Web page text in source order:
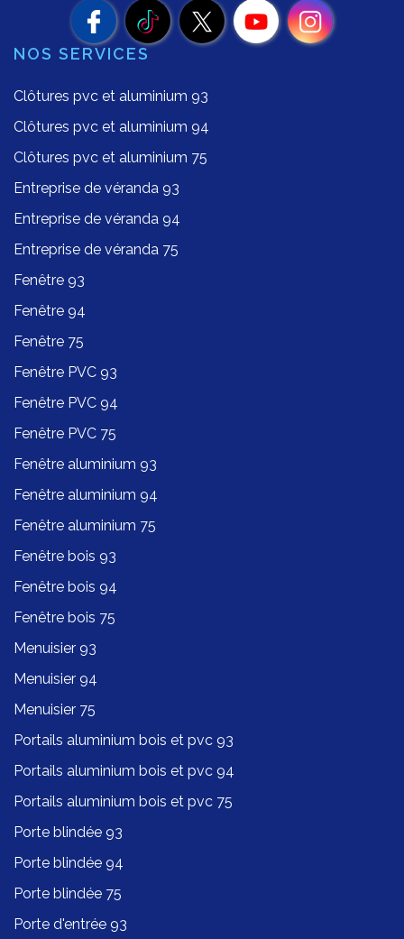
NOS SERVICES
Clôtures pvc et aluminium 93
Clôtures pvc et aluminium 94
Clôtures pvc et aluminium 75
Entreprise de véranda 93
Entreprise de véranda 94
Entreprise de véranda 75
Fenêtre 93
Fenêtre 94
Fenêtre 75
Fenêtre PVC 93
Fenêtre PVC 94
Fenêtre PVC 75
Fenêtre aluminium 93
Fenêtre aluminium 94
Fenêtre aluminium 75
Fenêtre bois 93
Fenêtre bois 94
Fenêtre bois 75
Menuisier 93
Menuisier 94
Menuisier 75
Portails aluminium bois et pvc 93
Portails aluminium bois et pvc 94
Portails aluminium bois et pvc 75
Porte blindée 93
Porte blindée 94
Porte blindée 75
Porte d'entrée 93